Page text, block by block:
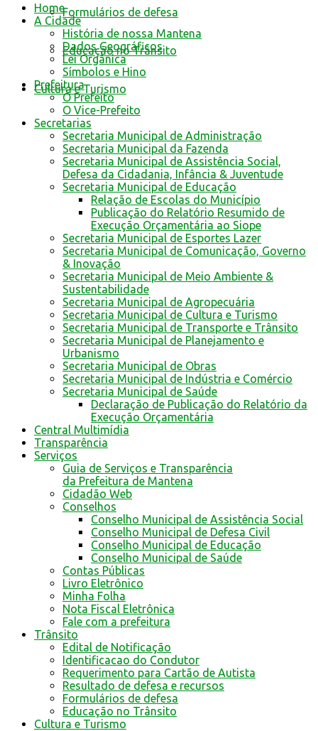
Formulários de defesa
Educação no Trânsito
Cultura e Turismo
Home
A Cidade
História de nossa Mantena
Dados Geográficos
Lei Orgânica
Símbolos e Hino
Prefeitura
O Prefeito
O Vice-Prefeito
Secretarias
Secretaria Municipal de Administração
Secretaria Municipal da Fazenda
Secretaria Municipal de Assistência Social,
Defesa da Cidadania, Infância & Juventude
Secretaria Municipal de Educação
Relação de Escolas do Município
Publicação do Relatório Resumido de
Execução Orçamentária ao Siope
Secretaria Municipal de Esportes Lazer
Secretaria Municipal de Comunicação, Governo
& Inovação
Secretaria Municipal de Meio Ambiente &
Sustentabilidade
Secretaria Municipal de Agropecuária
Secretaria Municipal de Cultura e Turismo
Secretaria Municipal de Transporte e Trânsito
Secretaria Municipal de Planejamento e
Urbanismo
Secretaria Municipal de Obras
Secretaria Municipal de Indústria e Comércio
Secretaria Municipal de Saúde
Declaração de Publicação do Relatório da
Execução Orçamentária
Central Multimídia
Transparência
Serviços
Guia de Serviços e Transparência
da Prefeitura de Mantena
Cidadão Web
Conselhos
Conselho Municipal de Assistência Social
Conselho Municipal de Defesa Civil
Conselho Municipal de Educação
Conselho Municipal de Saúde
Contas Públicas
Livro Eletrônico
Minha Folha
Nota Fiscal Eletrônica
Fale com a prefeitura
Trânsito
Edital de Notificação
Identificacao do Condutor
Requerimento para Cartão de Autista
Resultado de defesa e recursos
Formulários de defesa
Educação no Trânsito
Cultura e Turismo